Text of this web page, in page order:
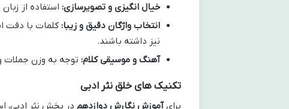
خیال انگیزی و تصویرسازی: استفاده از
انتخاب واژگان دقیق و زیبا:کلمات با دقت
نیز داشته باشند.
آهنگ و موسیقی کلام: توجه به وزن جملات
تکنیک های خلق نثر ادبی
برایآموزش نگارش دوازدهم در بخش نثر ادبی،